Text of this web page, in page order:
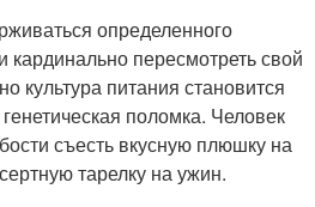
определенного
пересмотреть свой
культура питания становится
поломка. Человек
съесть вкусную плюшку на
тарелку на ужин.